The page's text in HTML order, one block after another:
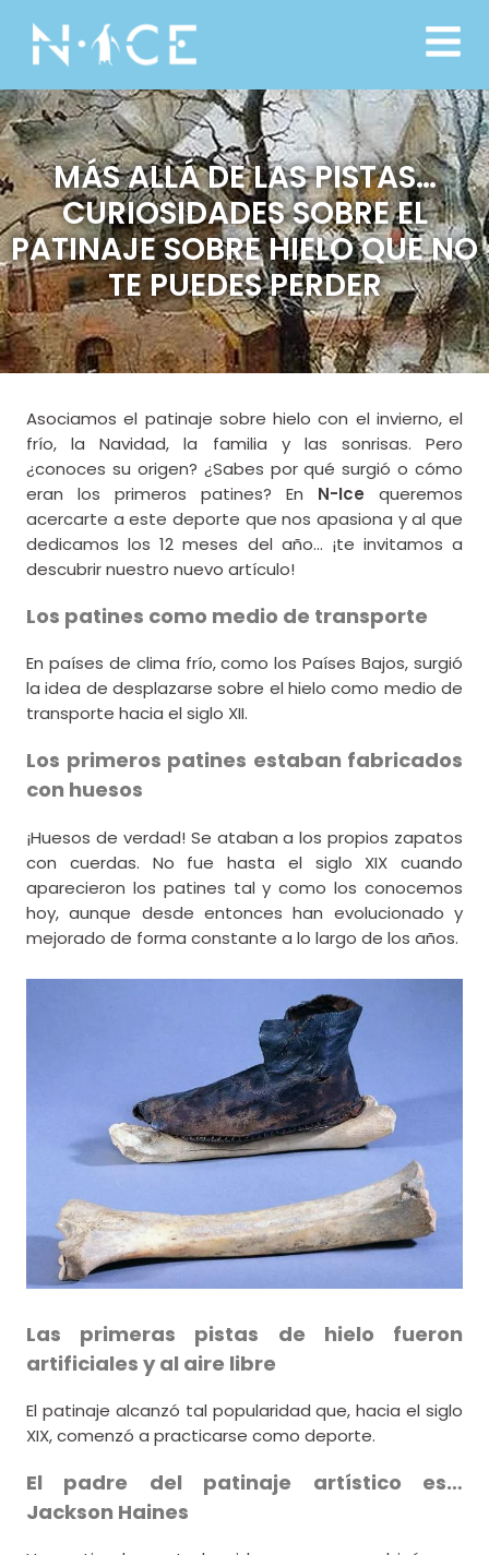
MÁS ALLÁ DE LAS PISTAS…
CURIOSIDADES SOBRE EL
PATINAJE SOBRE HIELO QUE NO
TE PUEDES PERDER
Asociamos el patinaje sobre hielo con el invierno, el
frío, la Navidad, la familia y las sonrisas. Pero
¿conoces su origen? ¿Sabes por qué surgió o cómo
eran los primeros patines? En N-Ice queremos
acercarte a este deporte que nos apasiona y al que
dedicamos los 12 meses del año… ¡te invitamos a
descubrir nuestro nuevo artículo!
Los patines como medio de transporte
En países de clima frío, como los Países Bajos, surgió
la idea de desplazarse sobre el hielo como medio de
transporte hacia el siglo XII.
Los primeros patines estaban fabricados
con huesos
¡Huesos de verdad! Se ataban a los propios zapatos
con cuerdas. No fue hasta el siglo XIX cuando
aparecieron los patines tal y como los conocemos
hoy, aunque desde entonces han evolucionado y
mejorado de forma constante a lo largo de los años.
Las primeras pistas de hielo fueron
artificiales y al aire libre
El patinaje alcanzó tal popularidad que, hacia el siglo
XIX, comenzó a practicarse como deporte.
El padre del patinaje artístico es…
Jackson Haines